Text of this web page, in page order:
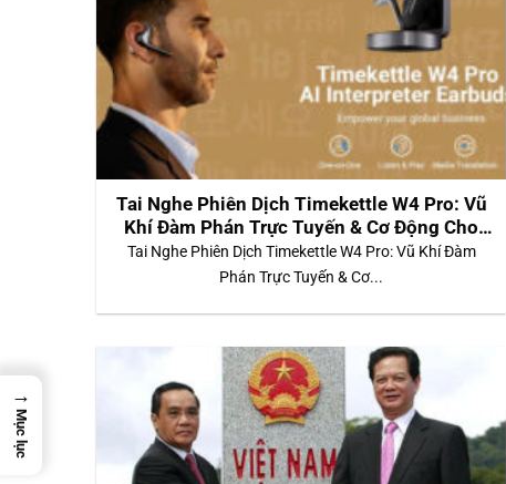
Tai Nghe Phiên Dịch Timekettle W4 Pro: Vũ
Khí Đàm Phán Trực Tuyến & Cơ Động Cho
Doanh Nhân Toàn Cầu
Tai Nghe Phiên Dịch Timekettle W4 Pro: Vũ Khí Đàm
Phán Trực Tuyến & Cơ...
→
Mục lục